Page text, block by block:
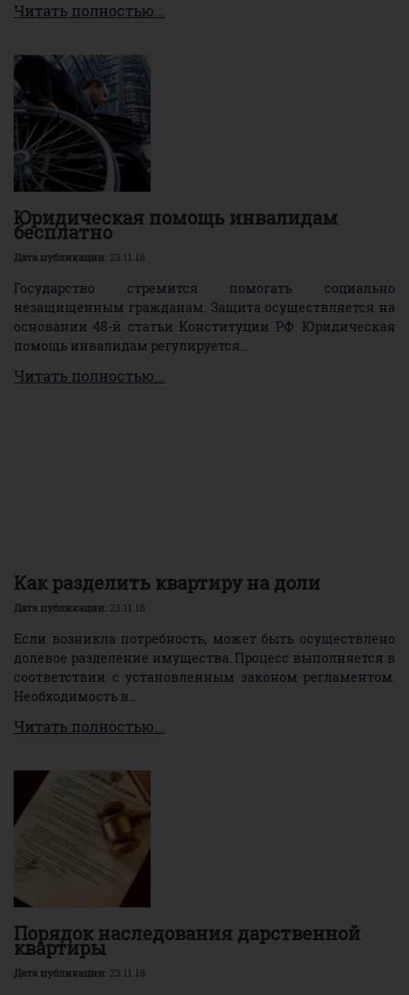
Читать полностью...
Юридическая помощь инвалидам
бесплатно
Дата публикации: 23.11.18
Государство стремится помогать социально
незащищенным гражданам. Защита осуществляется на
основании 48-й статьи Конституции РФ. Юридическая
помощь инвалидам регулируется...
Читать полностью...
Как разделить квартиру на доли
Дата публикации: 23.11.18
Если возникла потребность, может быть осуществлено
долевое разделение имущества. Процесс выполняется в
соответствии с установленным законом регламентом.
Необходимость в...
Читать полностью...
Порядок наследования дарственной
квартиры
Дата публикации: 23.11.18